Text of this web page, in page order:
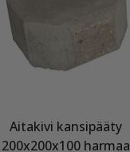
Aitakivi kansipääty
200x200x100 harmaa